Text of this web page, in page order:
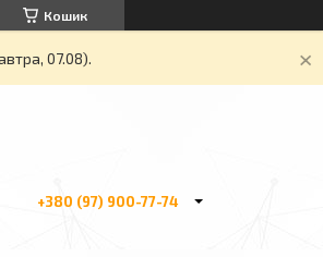
Кошик
07.08).
+380 (97) 900-77-74